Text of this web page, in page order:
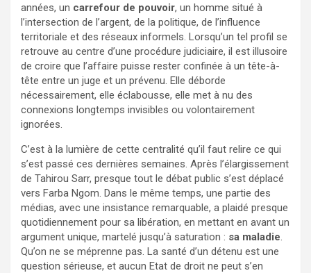
années, un carrefour de pouvoir, un homme situé à
l’intersection de l’argent, de la politique, de l’influence
territoriale et des réseaux informels. Lorsqu’un tel profil se
retrouve au centre d’une procédure judiciaire, il est illusoire
de croire que l’affaire puisse rester confinée à un tête-à-
tête entre un juge et un prévenu. Elle déborde
nécessairement, elle éclabousse, elle met à nu des
connexions longtemps invisibles ou volontairement
ignorées.
C’est à la lumière de cette centralité qu’il faut relire ce qui
s’est passé ces dernières semaines. Après l’élargissement
de Tahirou Sarr, presque tout le débat public s’est déplacé
vers Farba Ngom. Dans le même temps, une partie des
médias, avec une insistance remarquable, a plaidé presque
quotidiennement pour sa libération, en mettant en avant un
argument unique, martelé jusqu’à saturation : sa maladie
Qu’on ne se méprenne pas. La santé d’un détenu est une
question sérieuse, et aucun Etat de droit ne peut s’en